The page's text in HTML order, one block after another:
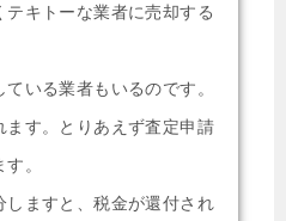
キトーな業者に売却する
いる業者もいるのです。
す。とりあえず査定申請
。
ますと、税金が還付され